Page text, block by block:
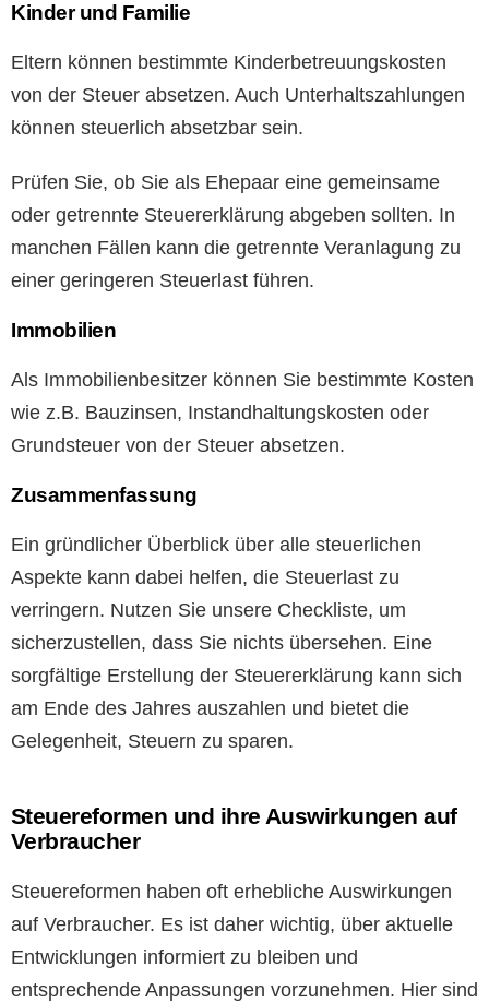
Kinder und Familie
Eltern können bestimmte Kinderbetreuungskosten
von der Steuer absetzen. Auch Unterhaltszahlungen
können steuerlich absetzbar sein.
Prüfen Sie, ob Sie als Ehepaar eine gemeinsame
oder getrennte Steuererklärung abgeben sollten. In
manchen Fällen kann die getrennte Veranlagung zu
einer geringeren Steuerlast führen.
Immobilien
Als Immobilienbesitzer können Sie bestimmte Kosten
wie z.B. Bauzinsen, Instandhaltungskosten oder
Grundsteuer von der Steuer absetzen.
Zusammenfassung
Ein gründlicher Überblick über alle steuerlichen
Aspekte kann dabei helfen, die Steuerlast zu
verringern. Nutzen Sie unsere Checkliste, um
sicherzustellen, dass Sie nichts übersehen. Eine
sorgfältige Erstellung der Steuererklärung kann sich
am Ende des Jahres auszahlen und bietet die
Gelegenheit, Steuern zu sparen.
Steuereformen und ihre Auswirkungen auf
Verbraucher
Steuereformen haben oft erhebliche Auswirkungen
auf Verbraucher. Es ist daher wichtig, über aktuelle
Entwicklungen informiert zu bleiben und
entsprechende Anpassungen vorzunehmen. Hier sind